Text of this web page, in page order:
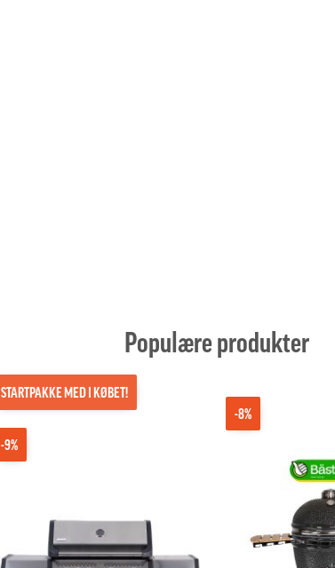
Populære produkter
-9%
STARTPAKKE MED I KØBET!
-8%